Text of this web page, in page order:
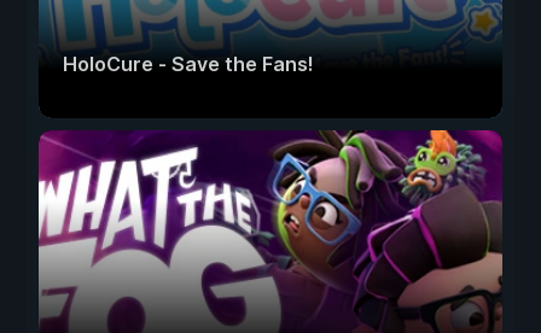
HoloCure - Save the Fans!